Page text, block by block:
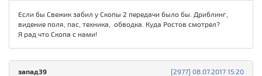
Если бы Свежик забил у Скопы 2 передачи было бы. Дриблинг,
видение поля, пас, техника, обводка. Куда Ростов смотрел?
Я рад что Скопа с нами!
[2977] 08.07.2017 15:20
запад39